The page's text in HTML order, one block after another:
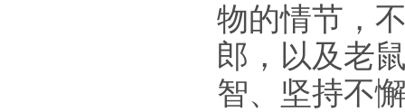
物的情节，
郎，以及老
智、坚持不